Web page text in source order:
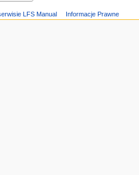
LFS Manual Informacje Prawne